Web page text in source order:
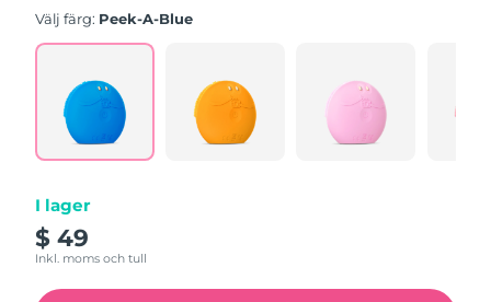
Välj färg: Peek-A-Blue
I lager
$ 49
Inkl. moms och tull